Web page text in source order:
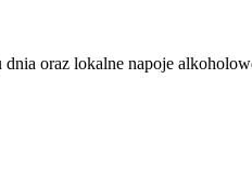
oraz lokalne napoje